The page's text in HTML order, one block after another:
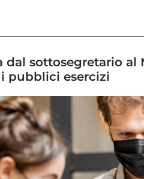
sottosegretario al
pubblici esercizi